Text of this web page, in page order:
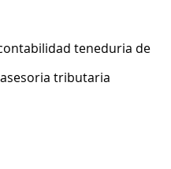
teneduria de
tributaria